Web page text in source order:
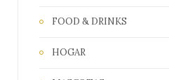
FOOD & DRINKS
HOGAR